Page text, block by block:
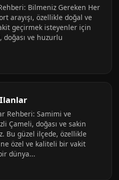
Bilmeniz Gereken Her
arayışı, özellikle doğal ve
geçirmek isteyenler için
ve huzurlu
Rehberi: Samimi ve
Çameli, doğası ve sakin
Bu güzel ilçede, özellikle
özel ve kaliteli bir vakit
dünya...